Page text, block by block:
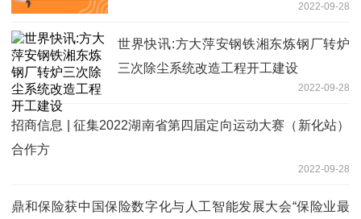
2022-09-28
世界快讯:方大萍安钢铁湘东炼钢厂转炉
三次除尘系统改造工程开工建设
2022-09-28
招商信息 | 征集2022湖南省第四届定向运动大赛（新化站）
合作方
2022-09-28
鼎和保险获中国保险数字化与人工智能发展大会“保险业最